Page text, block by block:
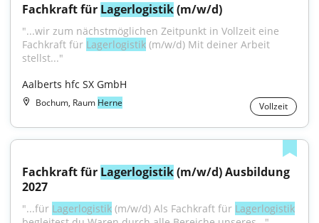
Fachkraft für Lagerlogistik (m/w/d)
"...wir zum nächstmöglichen Zeitpunkt in Vollzeit eine
Fachkraft für Lagerlogistik (m/w/d) Mit deiner Arbeit
stellst..."
Aalberts hfc SX GmbH
Bochum, Raum Herne Vollzeit
Fachkraft für Lagerlogistik (m/w/d) Ausbildung
2027
"...für Lagerlogistik (m/w/d) Als Fachkraft für Lagerlogistik